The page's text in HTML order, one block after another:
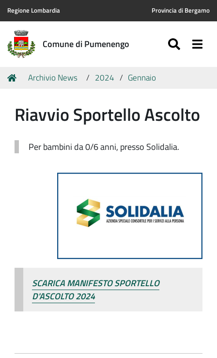
Regione Lombardia Provincia di Bergamo
Comune di Pumenengo
Tu
Home
Archivio News 2024 Gennaio
Riavvio Sportello Ascolto
Per bambini da 0/6 anni, presso Solidalia.
SCARICA MANIFESTO SPORTELLO
D'ASCOLTO 2024